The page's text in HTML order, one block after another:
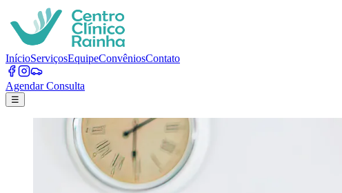
InícioServiçosEquipeConvêniosContato
Agendar Consulta
☰